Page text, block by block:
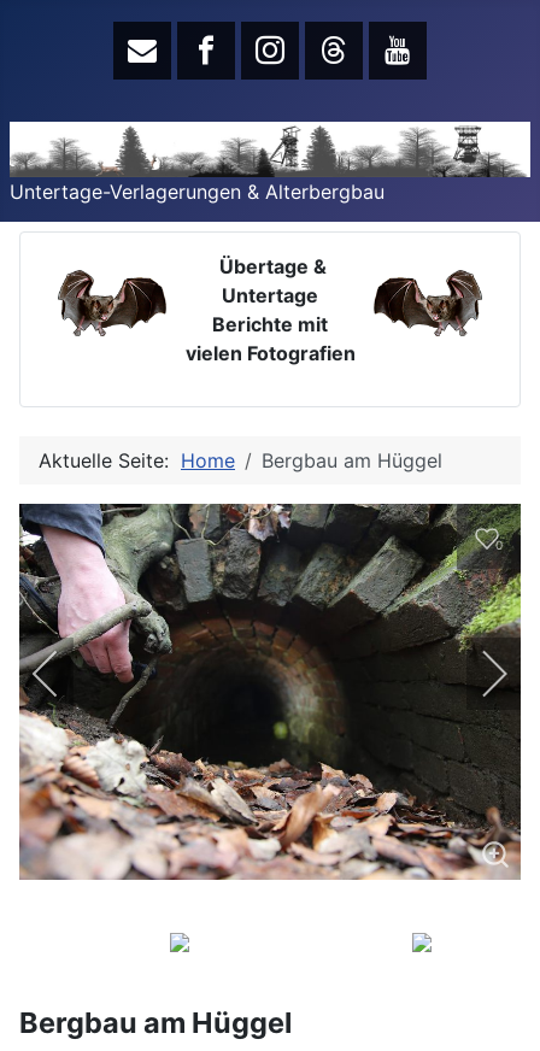
Untertage-Verlagerungen & Alterbergbau
Übertage &
Untertage
Berichte mit
vielen Fotografien
Aktuelle Seite: Home Bergbau am Hüggel
0
Bergbau am Hüggel